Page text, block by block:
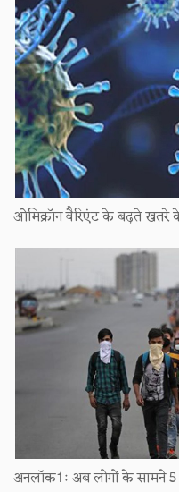
ओमिक्रॉन वैरिएंट के बढ़ते खतरे
अनलॉक1ः अब लोगों के सामने